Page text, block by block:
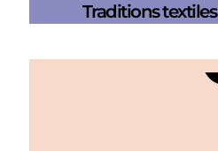
Traditions textiles